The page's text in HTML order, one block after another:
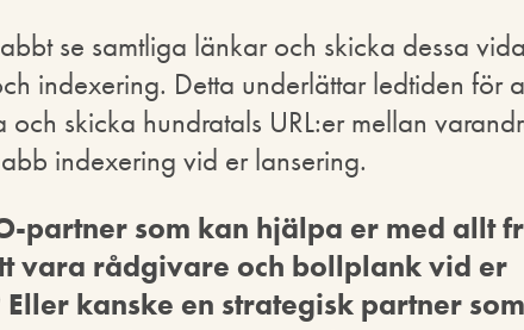
se samtliga länkar och skicka dessa
indexering. Detta underlättar ledtiden för
skicka hundratals URL:er mellan
indexering vid er lansering.
partner som kan hjälpa er med allt
vara rådgivare och bollplank vid er
kanske en strategisk partner som